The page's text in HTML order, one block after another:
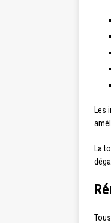
Les
La